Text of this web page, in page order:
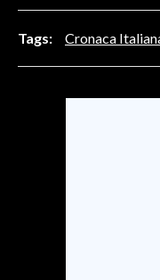
MOTORI
ALTRI SPORT
Tags: Cronaca